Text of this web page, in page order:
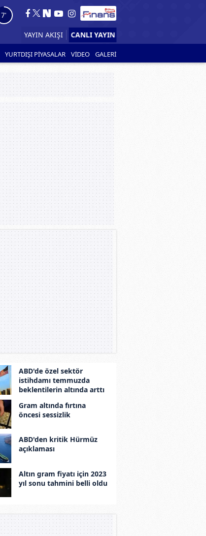
6'
YAYIN AKIŞI CANLI YAYIN
YURTDIŞI PİYASALAR VİDEO GALERİ
ABD'de özel sektör
istihdamı temmuzda
beklentilerin altında arttı
Gram altında fırtına
öncesi sessizlik
ABD'den kritik Hürmüz
açıklaması
Altın gram fiyatı için 2023
yıl sonu tahmini belli oldu